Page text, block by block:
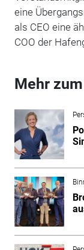
eine
als CEO eine
COO der
Mehr